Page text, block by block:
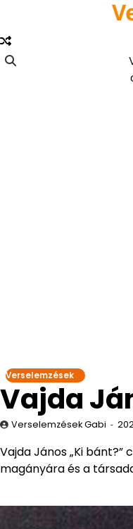
content
Verselemzések
Vajda
Verselemzések Gabi
Vajda János „Ki
magányára és a